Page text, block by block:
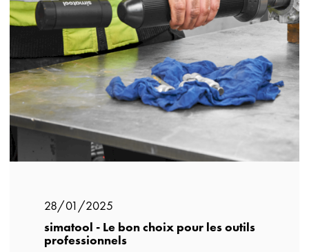
28/01/2025
simatool - Le bon choix pour les outils
professionnels